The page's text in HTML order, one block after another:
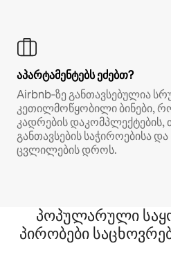
აპარტამენტებს ეძებთ?
Airbnb‑ზე განთავსებულია
კეთილმოწყობილი ბინები,
კადრების
განთავსების საჭიროებისა
ცვლილების დროს.
პოპულარული
პირობები